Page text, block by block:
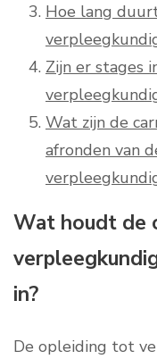
Hoe lang
Zijn er stages
Wat zijn de
afronden van
Wat houdt de
in?
De opleiding tot